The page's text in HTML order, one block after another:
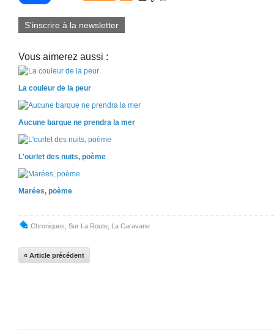
S'inscrire à la newsletter
Vous aimerez aussi :
La couleur de la peur
Aucune barque ne prendra la mer
L'ourlet des nuits, poème
Marées, poème
Chroniques Sur La Route La Caravane
« Article précédent